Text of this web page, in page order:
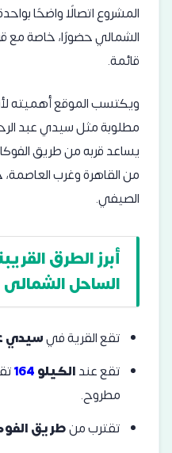
المشروع اتصالًا واضحًا
الشمالي حضورًا، خاصة
قائمة.
ويكتسب الموقع أهميته
مطلوبة مثل سيدي عبد
يساعد قربه من طريق
من القاهرة وغرب
الصيفي.
الساحل الشمالى
تقع القرية فيسيدي
تقع عندالكيلو164ت
مطروح.
تقترب منطريق